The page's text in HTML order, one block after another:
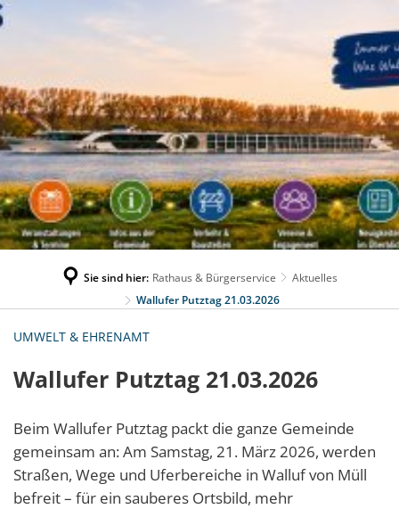
Sie sind hier: Rathaus & Bürgerservice
Aktuelles
Wallufer Putztag 21.03.2026
UMWELT & EHRENAMT
Wallufer Putztag 21.03.2026
Beim Wallufer Putztag packt die ganze Gemeinde
gemeinsam an: Am Samstag, 21. März 2026, werden
Straßen, Wege und Uferbereiche in Walluf von Müll
befreit – für ein sauberes Ortsbild, mehr